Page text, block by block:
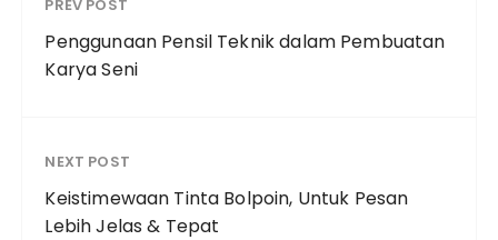
PREV POST
Penggunaan Pensil Teknik dalam Pembuatan
Karya Seni
NEXT POST
Keistimewaan Tinta Bolpoin, Untuk Pesan
Lebih Jelas & Tepat